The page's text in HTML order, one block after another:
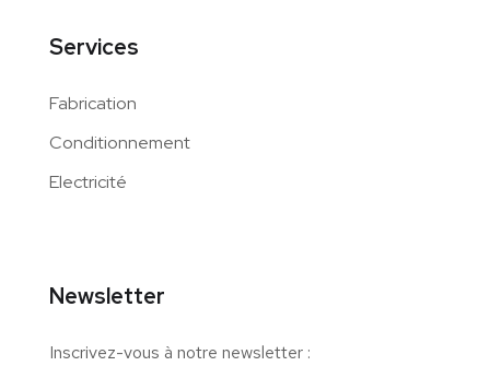
Services
Fabrication
Conditionnement
Electricité
Newsletter
Inscrivez-vous à notre newsletter :